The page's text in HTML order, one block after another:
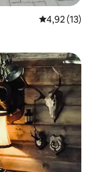
Évaluation
4,92 (13)